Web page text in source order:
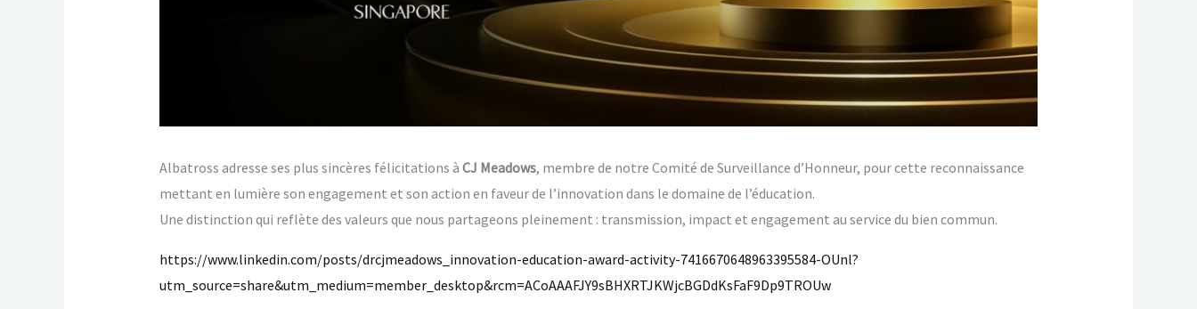
Albatross adresse ses plus sincères félicitations à CJ Meadows, membre de notre Comité de Surveillance d’Honneur, pour cette reconnaissance
mettant en lumière son engagement et son action en faveur de l’innovation dans le domaine de l’éducation.
Une distinction qui reflète des valeurs que nous partageons pleinement : transmission, impact et engagement au service du bien commun.
https://www.linkedin.com/posts/drcjmeadows_innovation-education-award-activity-7416670648963395584-OUnl?
utm_source=share&utm_medium=member_desktop&rcm=ACoAAAFJY9sBHXRTJKWjcBGDdKsFaF9Dp9TROUw